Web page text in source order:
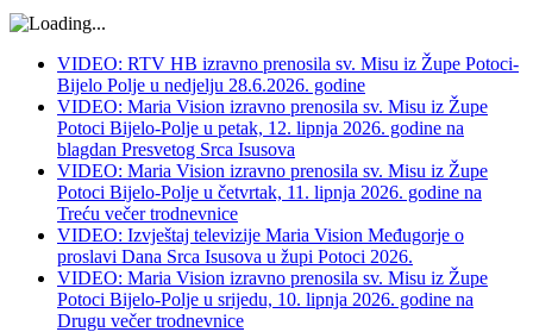
VIDEO: RTV HB izravno prenosila sv. Misu iz Župe Potoci-
Bijelo Polje u nedjelju 28.6.2026. godine
VIDEO: Maria Vision izravno prenosila sv. Misu iz Župe
Potoci Bijelo-Polje u petak, 12. lipnja 2026. godine na
blagdan Presvetog Srca Isusova
VIDEO: Maria Vision izravno prenosila sv. Misu iz Župe
Potoci Bijelo-Polje u četvrtak, 11. lipnja 2026. godine na
Treću večer trodnevnice
VIDEO: Izvještaj televizije Maria Vision Međugorje o
proslavi Dana Srca Isusova u župi Potoci 2026.
VIDEO: Maria Vision izravno prenosila sv. Misu iz Župe
Potoci Bijelo-Polje u srijedu, 10. lipnja 2026. godine na
Drugu večer trodnevnice